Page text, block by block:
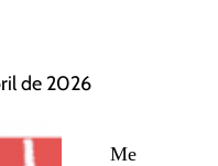
de 2026
Me